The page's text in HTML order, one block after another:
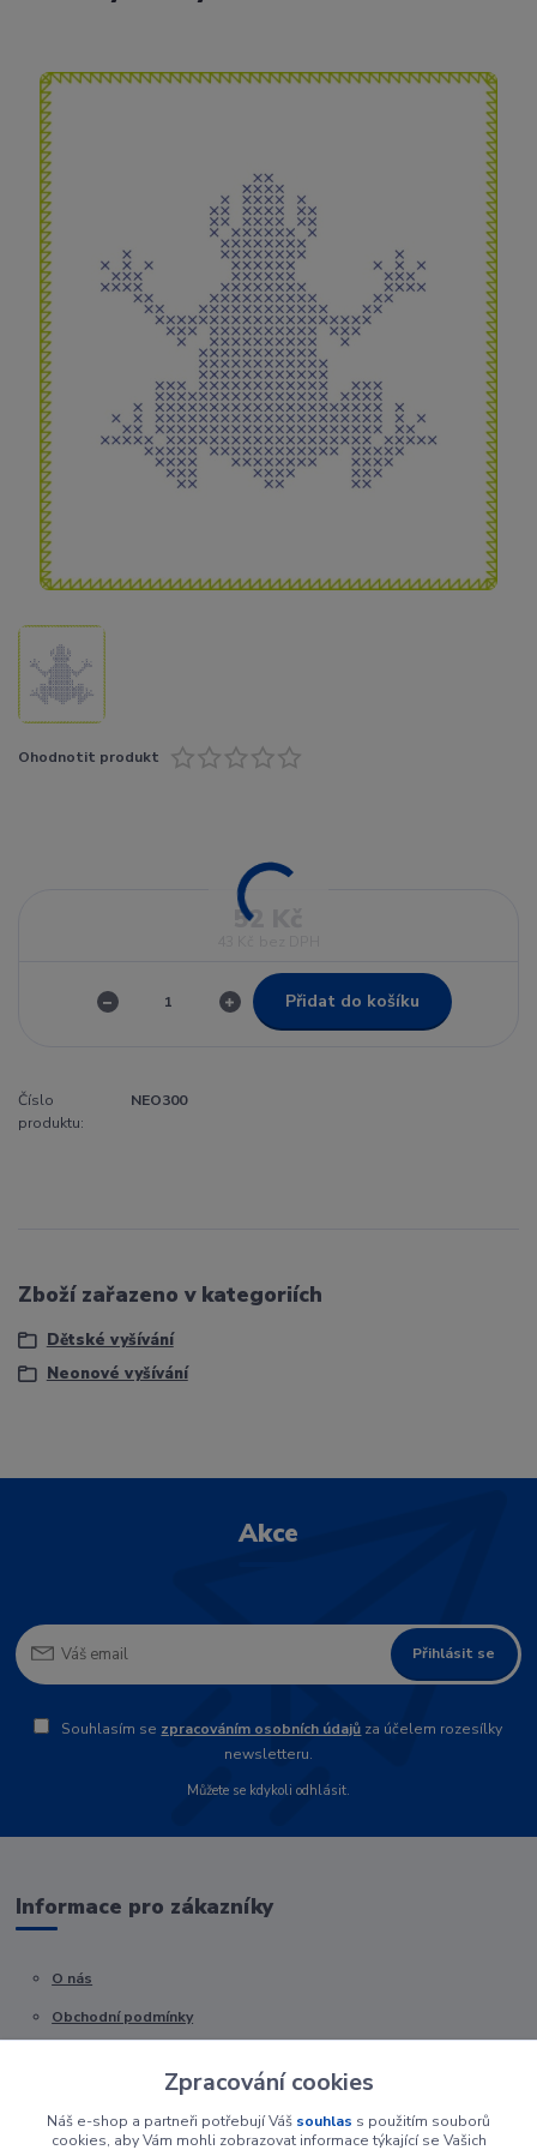
Ohodnotit produkt
52 Kč
Přidat do košíku
Číslo
produktu:
NEO300
Zboží zařazeno v kategoriích
Dětské vyšívání
Neonové vyšívání
Akce
Přihlásit se
Souhlasím se zpracováním osobních údajů za účelem rozesílky
newsletteru.
Můžete se kdykoli odhlásit.
Informace pro zákazníky
O nás
Obchodní podmínky
Zpracování cookies
Náš e-shop a partneři potřebují Váš souhlas s použitím souborů
cookies, aby Vám mohli zobrazovat informace týkající se Vašich